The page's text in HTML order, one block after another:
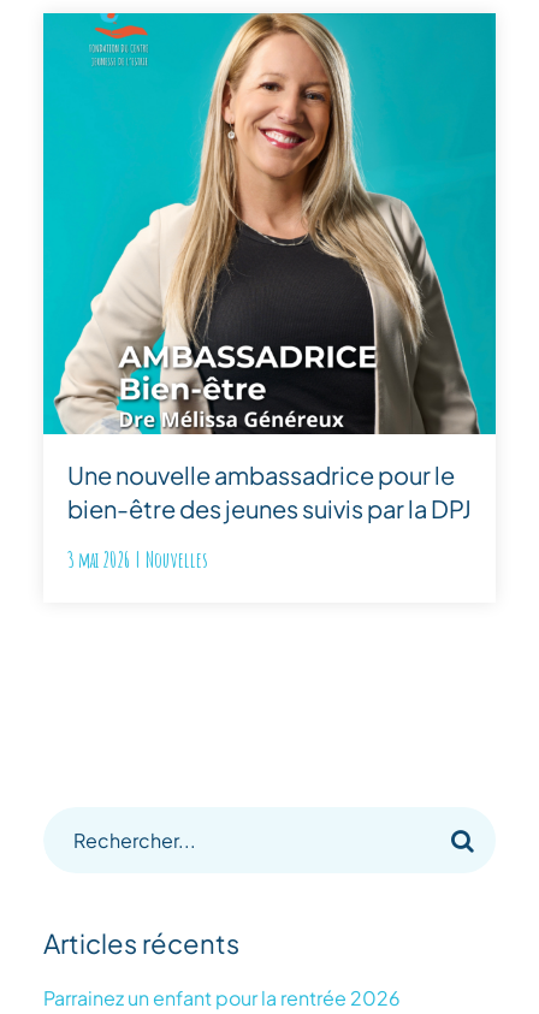
Une nouvelle ambassadrice pour le
bien-être des jeunes suivis par la DPJ
3 mai 2026 | Nouvelles
Recherche
site
:
Articles récents
Parrainez un enfant pour la rentrée 2026